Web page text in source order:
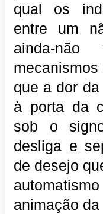
qual os
entre um
ainda-
que a dor
à porta da
sob o
desliga e
de desejo
animação